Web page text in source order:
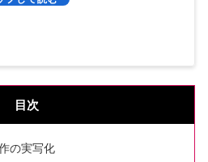
目次
の実写化